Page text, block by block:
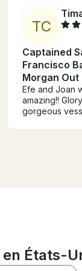
TC
Captained
Francisco
Morgan Out
Efe and Joan
amazing!!
gorgeous
États-